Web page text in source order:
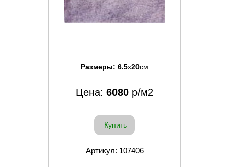
Размеры: 6.5x20см
Цена: 6080 р/м2
Купить
Артикул: 107406